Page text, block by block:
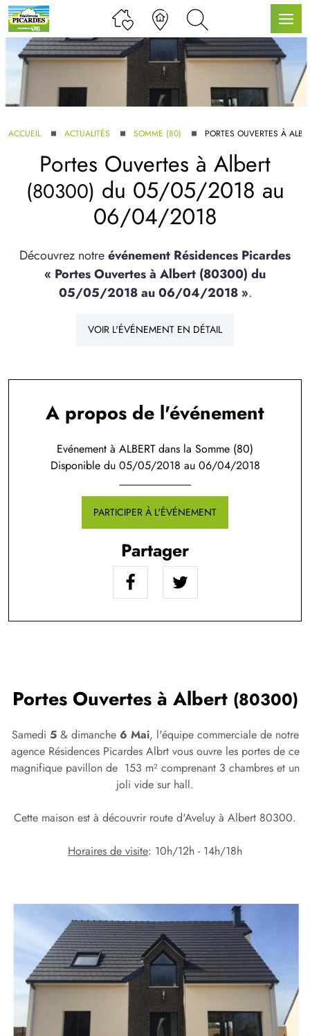
SERVICE BDL EXTENSION
ARTICLES
ACCUEIL ACTUALITÉS SOMME (80) PORTES OUVERTES À
Portes Ouvertes à Albert
(80300) du 05/05/2018 au
06/04/2018
Découvrez notreévénement Résidences Picardes
« Portes Ouvertes à Albert (80300) du
05/05/2018 au 06/04/2018 ».
VOIR L'ÉVÉNEMENT EN DÉTAIL
A propos de l'événement
Evénement à ALBERT dans la Somme (80)
Disponible du 05/05/2018 au 06/04/2018
PARTICIPER À L'ÉVÉNEMENT
Partager
Portes Ouvertes à Albert (80300)
Samedi 5 & dimanche6 Mai, l'équipe commerciale de notre
agence Résidences Picardes Albrt vous ouvre les portes de ce
magnifique pavillon de 153 m² comprenant 3 chambres et un
joli vide sur hall.
Cette maison est à découvrir route d'Aveluy à Albert 80300.
Horaires de visite: 10h/12h - 14h/18h